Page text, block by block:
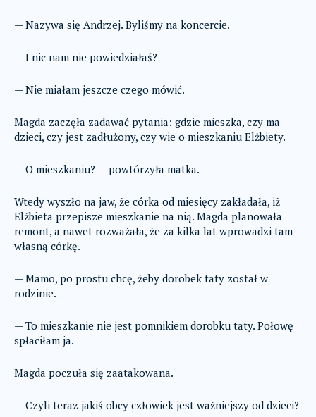
— Nazywa się Andrzej. Byliśmy na koncercie.
— I nic nam nie powiedziałaś?
— Nie miałam jeszcze czego mówić.
Magda zaczęła zadawać pytania: gdzie mieszka, czy ma
dzieci, czy jest zadłużony, czy wie o mieszkaniu Elżbiety.
— O mieszkaniu? — powtórzyła matka.
Wtedy wyszło na jaw, że córka od miesięcy zakładała, iż
Elżbieta przepisze mieszkanie na nią. Magda planowała
remont, a nawet rozważała, że za kilka lat wprowadzi tam
własną córkę.
— Mamo, po prostu chcę, żeby dorobek taty został w
rodzinie.
— To mieszkanie nie jest pomnikiem dorobku taty. Połowę
spłaciłam ja.
Magda poczuła się zaatakowana.
— Czyli teraz jakiś obcy człowiek jest ważniejszy od dzieci?